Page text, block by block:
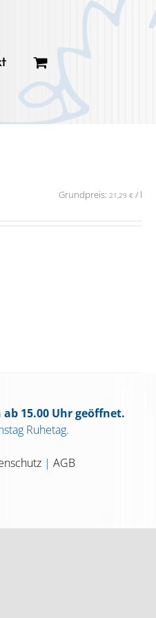
Grundpreis: 21,29 €/ l
15.00 Uhr geöffnet.
Ruhetag.
| AGB